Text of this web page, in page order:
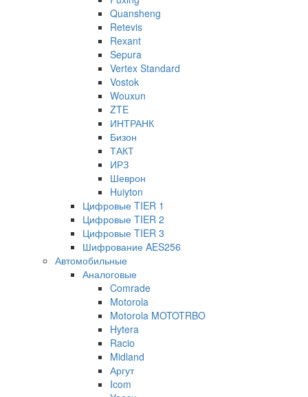
Quansheng
Retevis
Rexant
Sepura
Vertex Standard
Vostok
Wouxun
ZTE
ИНТРАНК
Бизон
ТАКТ
ИРЗ
Шеврон
Huiyton
Цифровые TIER 1
Цифровые TIER 2
Цифровые TIER 3
Шифрование AES256
Автомобильные
Аналоговые
Comrade
Motorola
Motorola MOTOTRBO
Hytera
Racio
Midland
Аргут
Icom